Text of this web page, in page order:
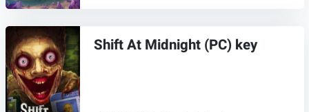
Shift At Midnight (PC) key